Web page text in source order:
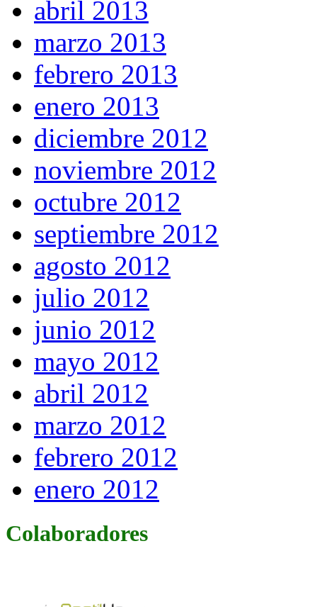
abril 2013
marzo 2013
febrero 2013
enero 2013
diciembre 2012
noviembre 2012
octubre 2012
septiembre 2012
agosto 2012
julio 2012
junio 2012
mayo 2012
abril 2012
marzo 2012
febrero 2012
enero 2012
Colaboradores